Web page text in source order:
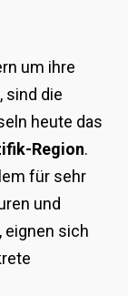
um ihre
sind die
heute das
Region.
für sehr
und
eignen sich